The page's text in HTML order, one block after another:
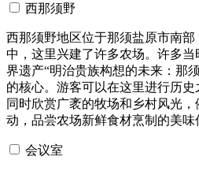
西那须野
西那须野地区位于那须盐原市南
中，这里兴建了许多农场。许多
界遗产“明治贵族构想的未来：那
的核心。游客可以在这里进行历史
同时欣赏广袤的牧场和乡村风光
动，品尝农场新鲜食材烹制的美味
会议室